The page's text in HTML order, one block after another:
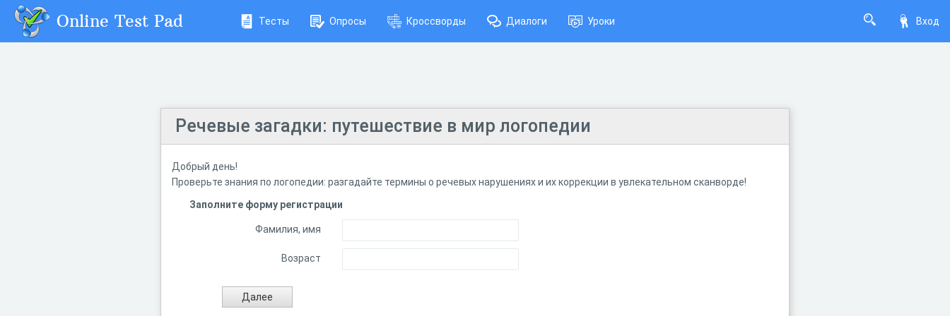
Вход
Online Test Pad Тесты Опросы Кроссворды Диалоги Уроки
Речевые загадки: путешествие в мир логопедии
Добрый день!
Проверьте знания по логопедии: разгадайте термины о речевыхнарушенияхи ихкоррекции в увлекательном сканворде!
Заполните форму регистрации
Фамилия, имя
Возраст